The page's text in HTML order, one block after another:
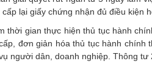
lại giấy chứng nhận đủ điều kiện
thời gian thực hiện thủ tục hành
đơn giản hóa thủ tục hành chính
người dân, doanh nghiệp. Thông